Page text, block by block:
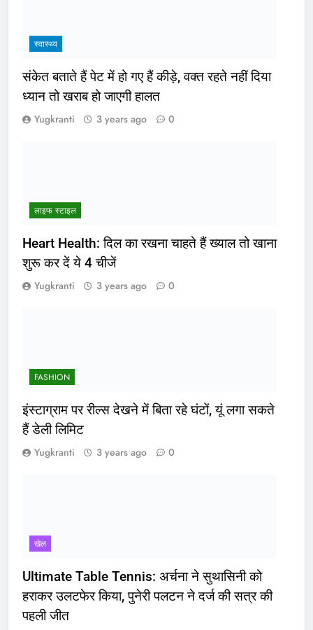
स्वास्थ्य
संकेत बताते हैं पेट में हो गए हैं कीड़े, वक्त रहते नहीं दिया
ध्यान तो खराब हो जाएगी हालत
Yugkranti 3 years ago 0
लाइफ स्टाइल
Heart Health: दिल का रखना चाहते हैं ख्याल तो खाना
शुरू कर दें ये 4 चीजें
Yugkranti 3 years ago 0
FASHION
इंस्टाग्राम पर रील्स देखने में बिता रहे घंटों, यूं लगा सकते
हैं डेली लिमिट
Yugkranti 3 years ago 0
खेल
Ultimate Table Tennis: अर्चना ने सुथासिनी को
हराकर उलटफेर किया, पुनेरी पलटन ने दर्ज की सत्र की
पहली जीत